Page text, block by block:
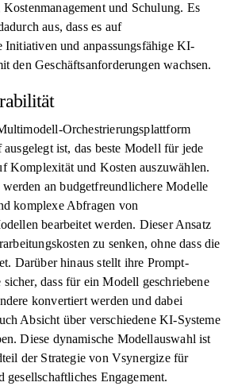
und Schulung. Es
aus, dass es auf
Initiativen und anpassungsfähige KI-
den Geschäftsanforderungen wachsen.
Orchestrierungsplattform
ist, das beste Modell für jede
Komplexität und Kosten auszuwählen.
an budgetfreundlichere Modelle
komplexe Abfragen von
bearbeitet werden. Dieser Ansatz
zu senken, ohne dass die
Darüber hinaus stellt ihre Prompt-
dass für ein Modell geschriebene
konvertiert werden und dabei
Absicht über verschiedene KI-Systeme
Diese dynamische Modellauswahl ist
der Strategie von Vsynergize für
Engagement.